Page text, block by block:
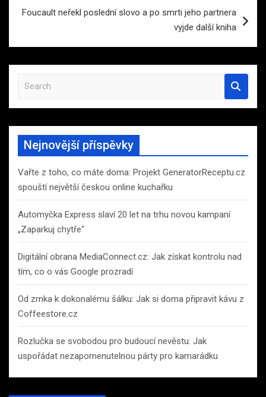
Foucault neřekl poslední slovo a po smrti jeho partnera
vyjde další kniha
a
r
h
Nejnovější příspěvky
Vařte z toho, co máte doma: Projekt GeneratorReceptu.cz
spouští největší českou online kuchařku
Automyčka Express slaví 20 let na trhu novou kampaní
„Zaparkuj chytře“
Digitální obrana MediaConnect.cz: Jak získat kontrolu nad
tím, co o vás Google prozradí
Od zrnka k dokonalému šálku: Jak si doma připravit kávu z
Coffeestore.cz
Rozlučka se svobodou pro budoucí nevěstu: Jak
uspořádat nezapomenutelnou párty pro kamarádku